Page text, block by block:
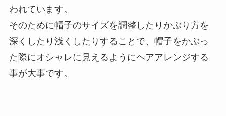
われています。
そのために帽子のサイズを調整したりかぶり方を
深くしたり浅くしたりすることで、帽子をかぶっ
た際にオシャレに見えるようにヘアアレンジする
事が大事です。